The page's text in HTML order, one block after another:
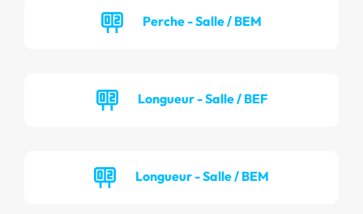
Perche - Salle / BEM
Longueur - Salle / BEF
Longueur - Salle / BEM